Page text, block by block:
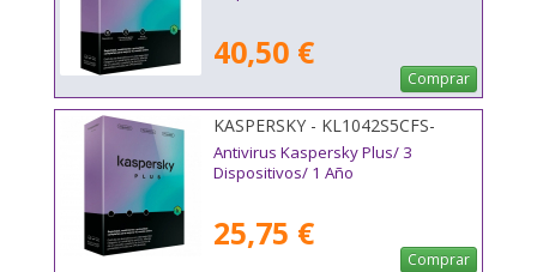
40,50 €
Comprar
KASPERSKY - KL1042S5CFS-
MSBES
Antivirus Kaspersky Plus/ 3
Dispositivos/ 1 Año
25,75 €
Comprar